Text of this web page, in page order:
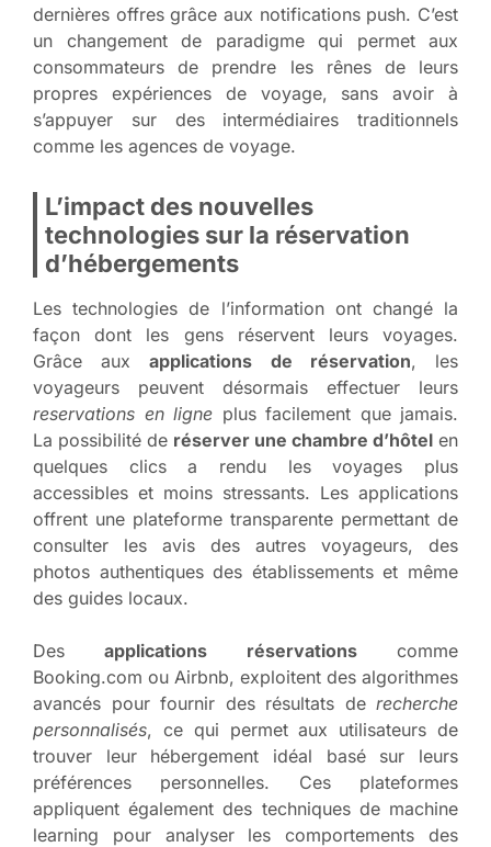
dernières offres grâce aux notifications push. C’est
un changement de paradigme qui permet aux
consommateurs de prendre les rênes de leurs
propres expériences de voyage, sans avoir à
s’appuyer sur des intermédiaires traditionnels
comme les agences de voyage.
L’impact des nouvelles
technologies sur la réservation
d’hébergements
Les technologies de l’information ont changé la
façon dont les gens réservent leurs voyages.
Grâce auxapplications de réservation, les
voyageurs peuvent désormais effectuer leurs
reservations en ligne plus facilement que jamais.
La possibilité de réserver une chambre d’hôtel en
quelques clics a rendu les voyages plus
accessibles et moins stressants. Les applications
offrent une plateforme transparente permettant de
consulter les avis des autres voyageurs, des
photos authentiques des établissements et même
des guides locaux.
Desapplications réservationscomme
Booking.com ou Airbnb, exploitent des algorithmes
avancés pour fournir des résultats de recherche
personnalisés, ce qui permet aux utilisateurs de
trouver leur hébergement idéal basé sur leurs
préférences personnelles. Ces plateformes
appliquent également des techniques de machine
learning pour analyser les comportements des